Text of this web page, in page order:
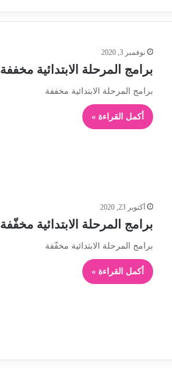
نوفمبر 3, 2020
برامج المرحلة الابتدائية مخففة
برامج المرحلة الابتدائية مخففة
أكمل القراءة »
أكتوبر 23, 2020
برامج المرحلة الابتدائية مخفّفة
برامج المرحلة الابتدائية مخفّفة
أكمل القراءة »